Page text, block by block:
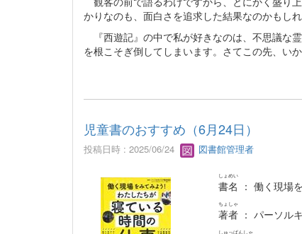
かりなのも、面白さを追求した結果なのかもしれ
『西遊記』の中で私が好きなのは、不思議な
を根こそぎ倒してしまいます。さてこの先、い
児童書のおすすめ（6月24日）
投稿日時 : 2025/06/24 図書館管理者
書名
しょめい
： 働く現場
著者
ちょしゃ
： パーソル
しゅっぱんしゃ